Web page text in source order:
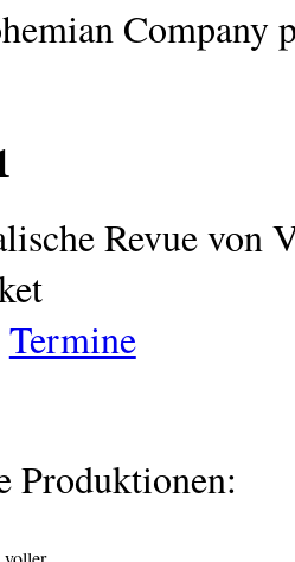
Company
Revue von
Termine
Produktionen: